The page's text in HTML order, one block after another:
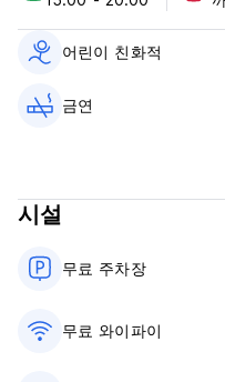
Abbey)과 애쉬포드 성이 있
거석 무덤, 케언즈 및 기네스
보트 대여, 호수 크루즈, 조
Lakeland House에서 도보
및 투어(Quiet Man
Wayne) 영화 팬들을 즐겁
낚시, 하이킹, 카약, 자연 산
선택의 폭이 넓습니다.
지역 정보와 지도가 제공되
Cong Camping, Caravan
어린이 친화적
금연
시설
무료 주차장
무료 와이파이